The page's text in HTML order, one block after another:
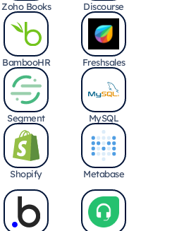
Zoho Books Discourse
BambooHR Freshsales
Segment MySQL
Shopify Metabase